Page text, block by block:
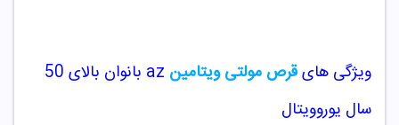
ویژگی هایقرص مولتی ویتامین az
بانوان بالای 50
سال یوروویتال